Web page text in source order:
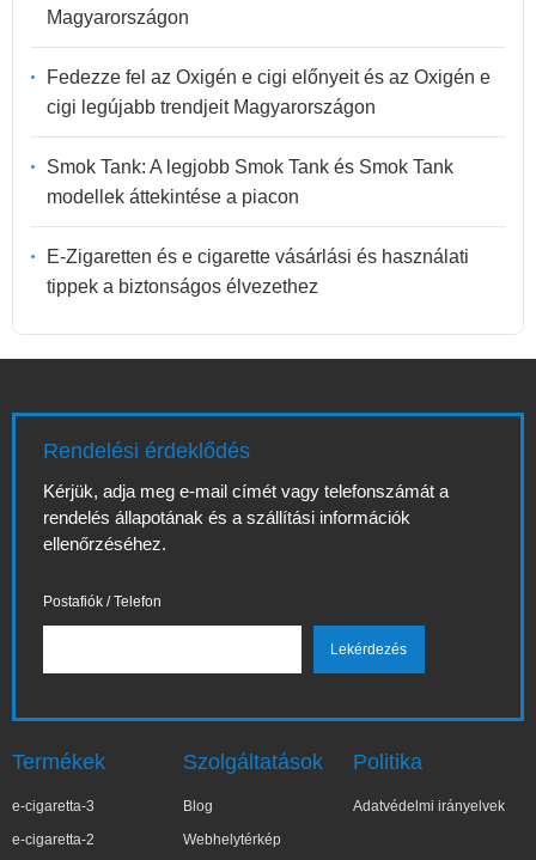
Magyarországon
Fedezze fel az Oxigén e cigi előnyeit és az Oxigén e
cigi legújabb trendjeit Magyarországon
Smok Tank: A legjobb Smok Tank és Smok Tank
modellek áttekintése a piacon
E-Zigaretten és e cigarette vásárlási és használati
tippek a biztonságos élvezethez
Rendelési érdeklődés
Kérjük, adja meg e-mail címét vagy telefonszámát a
rendelés állapotának és a szállítási információk
ellenőrzéséhez.
Postafiók / Telefon
Termékek
e-cigaretta-3
e-cigaretta-2
Szolgáltatások
Blog
Webhelytérkép
Politika
Adatvédelmi irányelvek